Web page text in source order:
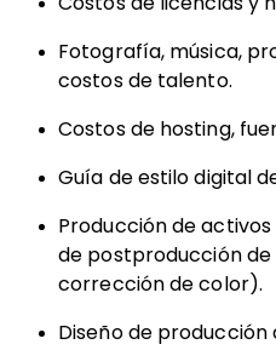
Fotografía, música,
costos de talento.
Costos de hosting,
Guía de estilo digital
Producción de
de postproducción
corrección de color).
Diseño de producción